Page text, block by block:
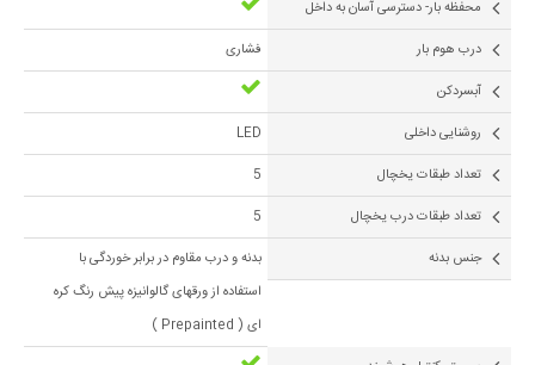
محفظه بار- دسترسی آسان به داخل
درب هوم بار
فشاری
آبسردکن
روشنایی داخلی
LED
تعداد طبقات یخچال
5
تعداد طبقات درب یخچال
5
جنس بدنه
بدنه و درب مقاوم در برابر خوردگی با
استفاده از ورقهای گالوانیزه پیش رنگ کره
ای ( Prepainted )